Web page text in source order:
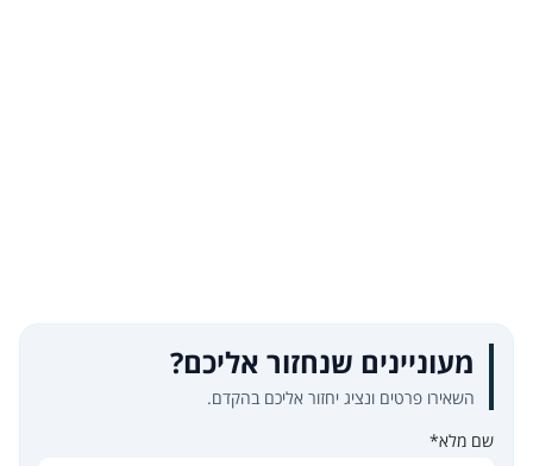
מעוניינים שנחזור אליכם?
השאירו פרטים ונציג יחזור אליכם בהקדם.
שם מלא*